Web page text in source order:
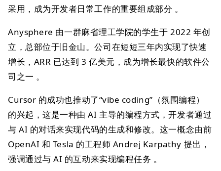
采用，成为开发者日常工作的重要组成部分 。
Anysphere 由一群麻省理工学院的学生于 2022 年创
立，总部位于旧金山。公司在短短三年内实现了快速
增长，ARR 已达到 3 亿美元，成为增长最快的软件公
司之一 。
Cursor 的成功也推动了“vibe coding”（氛围编程）
的兴起，这是一种由 AI 主导的编程方式，开发者通过
与 AI 的对话来实现代码的生成和修改。这一概念由前
OpenAI 和 Tesla 的工程师 Andrej Karpathy 提出，
强调通过与 AI 的互动来实现编程任务 。